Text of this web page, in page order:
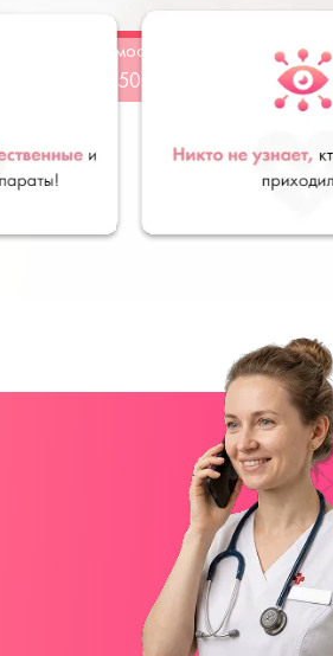
Стоимость
от 5 500 руб
Заказать